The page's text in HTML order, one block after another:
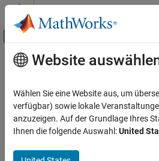
Weiter zum Inhalt
Umschaltung für Off-
Startseite der Dokumentation
Hauptinhalt
How useful was this
Website
Wählen Sie eine Website aus, um
verfügbar) sowie lokale
anzuzeigen. Auf der Grundlage Ihres
Ihnen die folgende Auswahl:United